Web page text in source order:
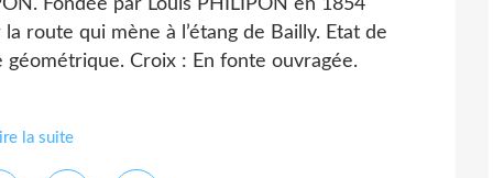
Fondée par Louis PHILIPON en 1854
route qui mène à l’étang de Bailly. Etat de
Croix : En fonte ouvragée.
la suite